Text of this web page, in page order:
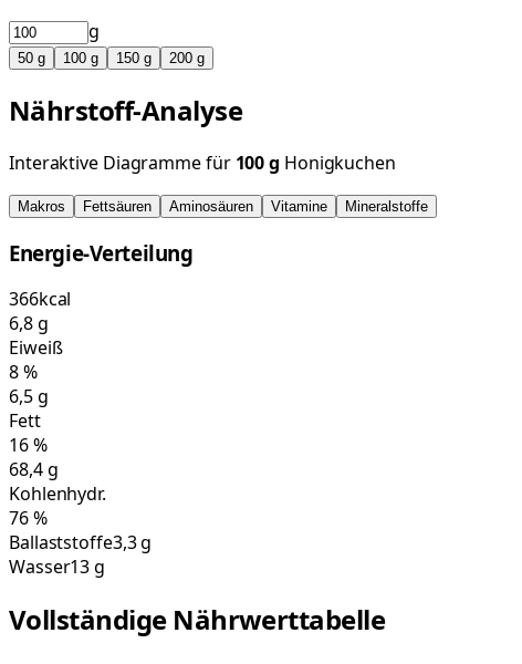
g
50 g 100 g 150 g 200 g
Nährstoff-Analyse
Interaktive Diagramme für 100g Honigkuchen
Makros Fettsäuren Aminosäuren Vitamine Mineralstoffe
Energie-Verteilung
366kcal
6,8g
Eiweiß
8%
6,5g
Fett
16%
68,4g
Kohlenhydr.
76%
Ballaststoffe3,3 g
Wasser13 g
Vollständige Nährwerttabelle